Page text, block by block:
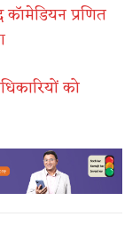
कॉमेडियन प्रणित
को